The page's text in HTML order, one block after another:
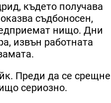
където получава
съдбоносен,
нищо. Дни
извън работната
Преди да се срещне
сериозно.